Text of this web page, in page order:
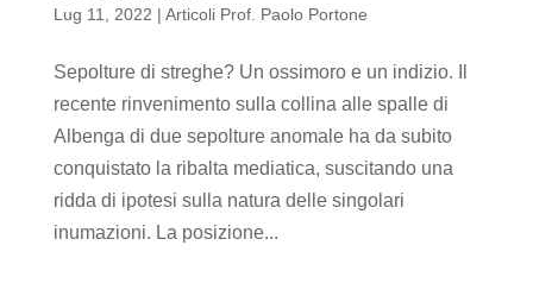
Lug 11, 2022 | Articoli Prof. Paolo Portone
Sepolture di streghe? Un ossimoro e un indizio. Il
recente rinvenimento sulla collina alle spalle di
Albenga di due sepolture anomale ha da subito
conquistato la ribalta mediatica, suscitando una
ridda di ipotesi sulla natura delle singolari
inumazioni. La posizione...